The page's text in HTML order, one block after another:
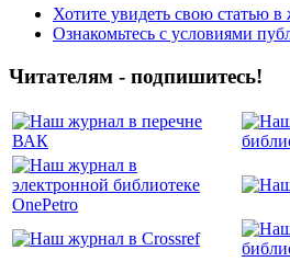
Хотите увидеть свою статью в
Ознакомьтесь с условиями
Читателям - подпишитесь!